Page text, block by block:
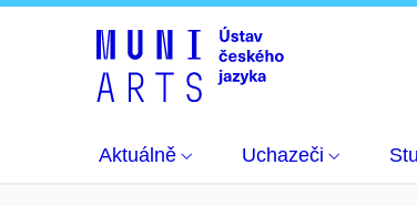
Aktuálně Uchazeči